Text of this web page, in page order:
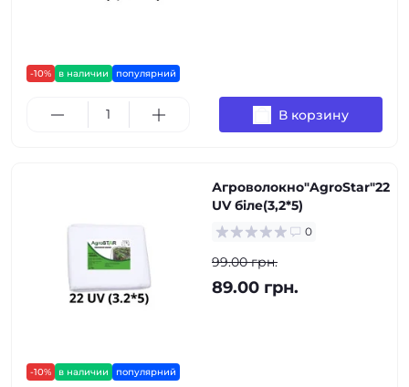
-10% в наличии популярний
В корзину
-10% в наличии популярний
Агроволокно"AgroStar"22
UV біле(3,2*5)
0
99.00 грн.
89.00 грн.